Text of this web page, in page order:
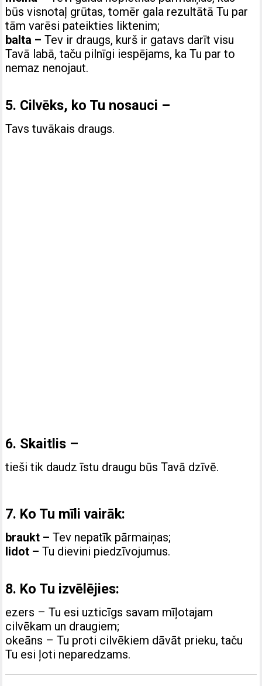
būs visnotaļ grūtas, tomēr gala rezultātā Tu par
tām varēsi pateikties liktenim;
balta – Tev ir draugs, kurš ir gatavs darīt visu
Tavā labā, taču pilnīgi iespējams, ka Tu par to
nemaz nenojaut.
5. Cilvēks, ko Tu nosauci –
Tavs tuvākais draugs.
6. Skaitlis –
tieši tik daudz īstu draugu būs Tavā dzīvē.
7. Ko Tu mīli vairāk:
braukt – Tev nepatīk pārmaiņas;
lidot – Tu dievini piedzīvojumus.
8. Ko Tu izvēlējies:
ezers – Tu esi uzticīgs savam mīļotajam
cilvēkam un draugiem;
okeāns – Tu proti cilvēkiem dāvāt prieku, taču
Tu esi ļoti neparedzams.